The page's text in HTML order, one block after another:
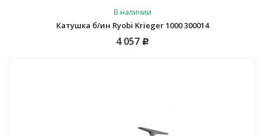
В наличии
Катушка б/ин Ryobi Krieger 1000 300014
4 057 Р